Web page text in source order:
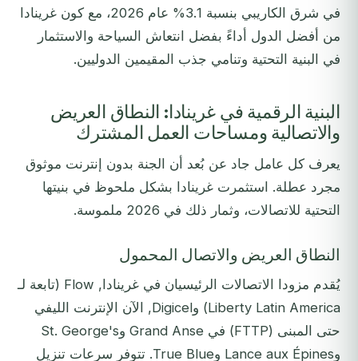
في شرق الكاريبي بنسبة 3.1% عام 2026، مع كون غرينادا
من أفضل الدول أداءً بفضل انتعاش السياحة والاستثمار
في البنية التحتية وتنامي جذب المقيمين الدوليين.
البنية الرقمية في غرينادا: النطاق العريض
والاتصالية ومساحات العمل المشترك
يعرف كل عامل جاد عن بُعد أن الجنة بدون إنترنت موثوق
مجرد عطلة. استثمرت غرينادا بشكل ملحوظ في بنيتها
التحتية للاتصالات، وثمار ذلك في 2026 ملموسة.
النطاق العريض والاتصال المحمول
يُقدم مزودا الاتصالات الرئيسيان في غرينادا, Flow (تابعة لـ
Liberty Latin America) وDigicel, الآن الإنترنت الليفي
حتى المبنى (FTTP) في Grand Anse وSt. George's
وLance aux Épines وTrue Blue. تتوفر سرعات تنزيل